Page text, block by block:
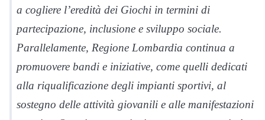
a cogliere l’eredità dei Giochi in termini di
partecipazione, inclusione e sviluppo sociale.
Parallelamente, Regione Lombardia continua a
promuovere bandi e iniziative, come quelli dedicati
alla riqualificazione degli impianti sportivi, al
sostegno delle attività giovanili e alle manifestazioni